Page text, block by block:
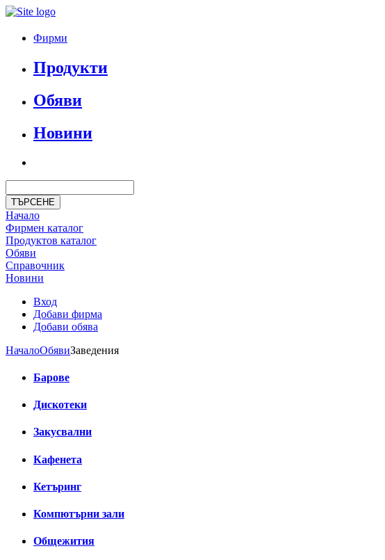
Фирми
Продукти
Обяви
Новини
Начало
Фирмен каталог
Продуктoв каталог
Обяви
Справочник
Новини
Вход
Добави фирма
Добави обява
НачалоОбявиЗаведения
Барове
Дискотеки
Закусвални
Кафенета
Кетъринг
Компютърни зали
Общежития